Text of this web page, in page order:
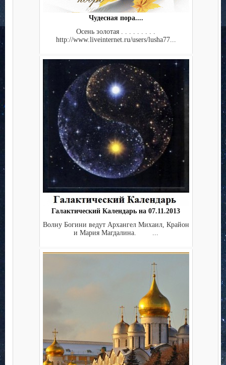
Чудесная пора....
Осень золотая . . . . . . . . .
http://www.liveinternet.ru/users/lusha77...
Галактический Календарь на 07.11.2013
Волну Богини ведут Архангел Михаил, Крайон
и Мария Магдалина. ...